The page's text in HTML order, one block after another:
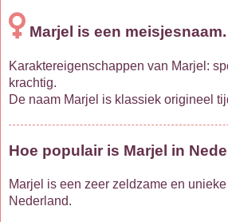
Marjel is een meisjesnaam.
Karaktereigenschappen van Marjel:
krachtig.
De naam Marjel is klassiek origineel
Hoe populair is Marjel in
Marjel is een zeer zeldzame en
Nederland.